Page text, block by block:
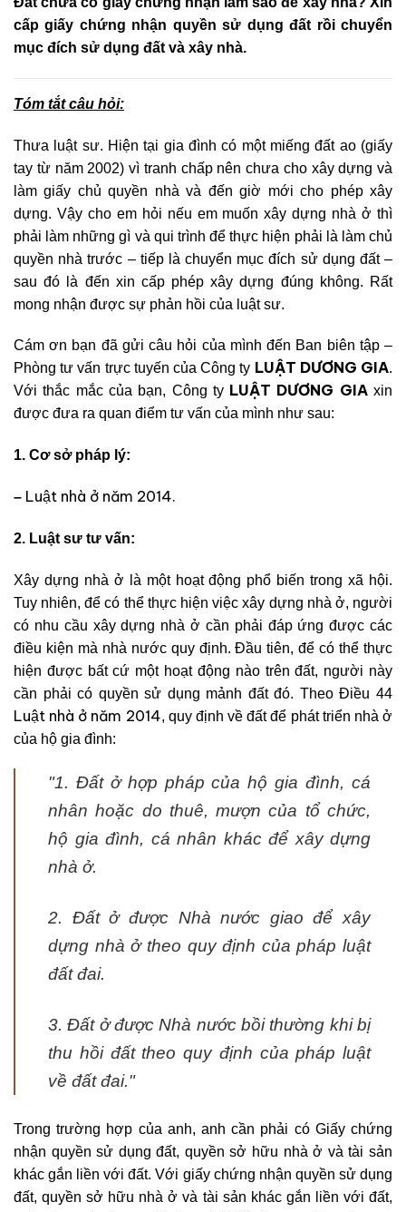
cấp giấy chứng nhận quyền sử dụng đất rồi chuyển
mục đích sử dụng đất và xây nhà.
Tóm tắt câu hỏi:
Thưa luật sư. Hiện tại gia đình có một miếng đất ao (giấy
tay từ năm 2002) vì tranh chấp nên chưa cho xây dựng và
làm giấy chủ quyền nhà và đến giờ mới cho phép xây
dựng. Vậy cho em hỏi nếu em muốn xây dựng nhà ở thì
phải làm những gì và qui trình để thực hiện phải là làm chủ
quyền nhà trước – tiếp là chuyển mục đích sử dụng đất –
sau đó là đến xin cấp phép xây dựng đúng không. Rất
mong nhận được sự phản hồi của luật sư.
Cám ơn bạn đã gửi câu hỏi của mình đến Ban biên tập –
Phòng tư vấn trực tuyến của Công ty LUẬT DƯƠNG GIA.
Với thắc mắc của bạn, Công ty LUẬT DƯƠNG GIAxin
được đưa ra quan điểm tư vấn của mình như sau:
1. Cơ sở pháp lý:
– Luật nhà ở năm 2014.
2. Luật sư tư vấn:
Xây dựng nhà ở là một hoạt động phổ biến trong xã hội.
Tuy nhiên, để có thể thực hiện việc xây dựng nhà ở, người
có nhu cầu xây dựng nhà ở cần phải đáp ứng được các
điều kiện mà nhà nước quy định. Đầu tiên, để có thể thực
hiện được bất cứ một hoạt động nào trên đất, người này
cần phải có quyền sử dụng mảnh đất đó. Theo Điều 44
Luật nhà ở năm 2014, quy định về đất để phát triển nhà ở
của hộ gia đình:
"1. Đất ở hợp pháp của hộ gia đình, cá
nhân hoặc do thuê, mượn của tổ chức,
hộ gia đình, cá nhân khác để xây dựng
nhà ở.
2. Đất ở được Nhà nước giao để xây
dựng nhà ở theo quy định của pháp luật
đất đai.
3. Đất ở được Nhà nước bồi thường khi bị
thu hồi đất theo quy định của pháp luật
về đất đai."
Trong trường hợp của anh, anh cần phải có Giấy chứng
nhận quyền sử dụng đất, quyền sở hữu nhà ở và tài sản
khác gắn liền với đất. Với giấy chứng nhận quyền sử dụng
đất, quyền sở hữu nhà ở và tài sản khác gắn liền với đất,